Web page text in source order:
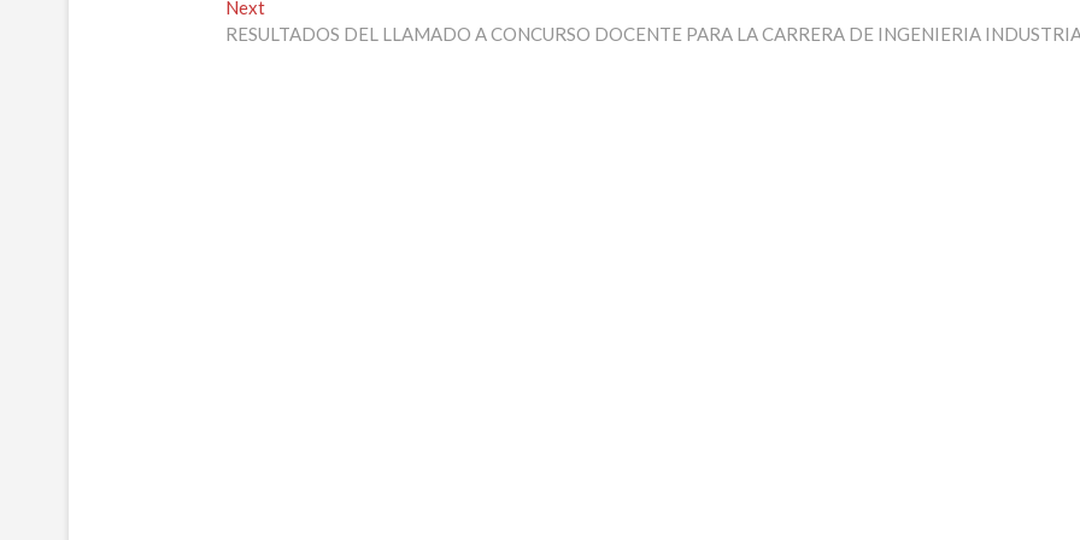
entradas
NextNext
post:
RESULTADOS DEL LLAMADO A CONCURSO DOCENTE PARA LA CARRERA DE INGENIERIA